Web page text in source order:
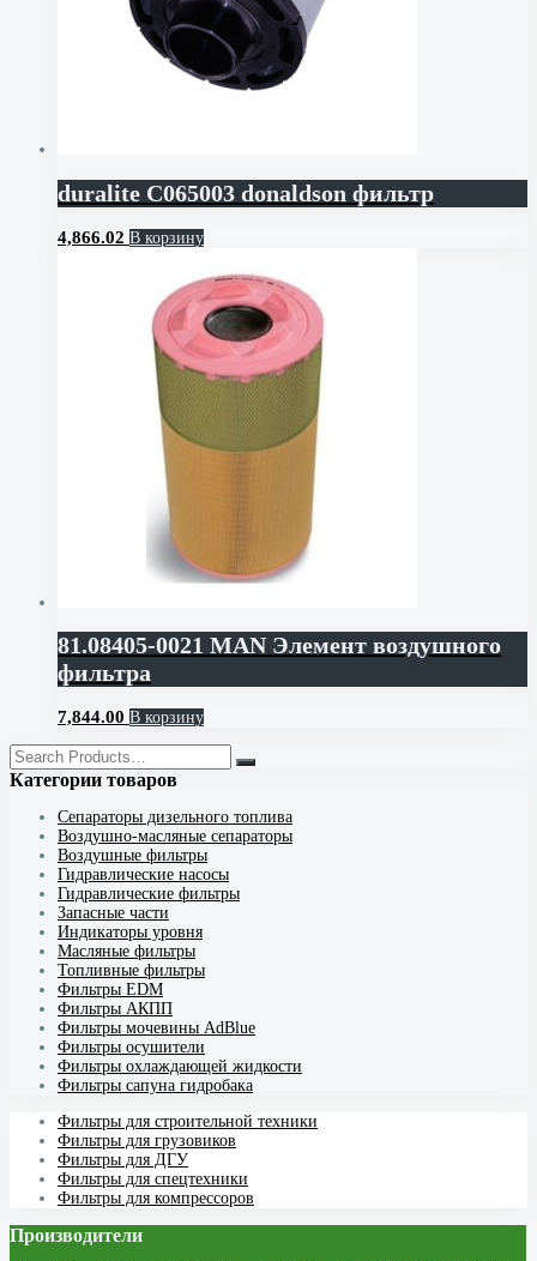
duralite C065003 donaldson фильтр
4,866.02 В корзину
81.08405-0021 MAN Элемент воздушного
фильтра
7,844.00 В корзину
Категории товаров
Cепараторы дизельного топлива
Воздушно-масляные сепараторы
Воздушные фильтры
Гидравлические насосы
Гидравлические фильтры
Запасные части
Индикаторы уровня
Масляные фильтры
Топливные фильтры
Фильтры EDM
Фильтры АКПП
Фильтры мочевины AdBlue
Фильтры осушители
Фильтры охлаждающей жидкости
Фильтры сапуна гидробака
Фильтры для строительной техники
Фильтры для грузовиков
Фильтры для ДГУ
Фильтры для спецтехники
Фильтры для компрессоров
Производители